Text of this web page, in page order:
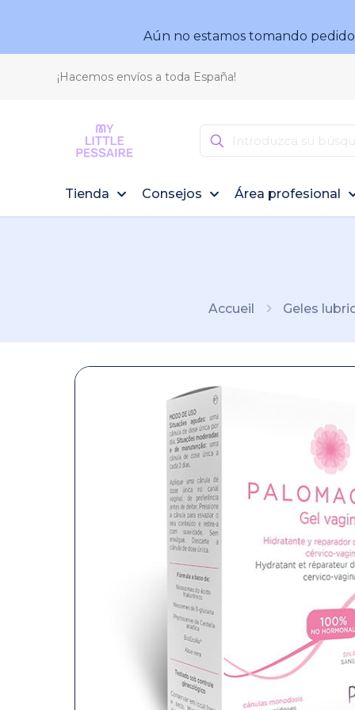
Aún no estamos tomando
¡Hacemos envíos a toda España!
Tienda Consejos Área profesional
Accueil Geles